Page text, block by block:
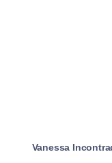
Vanessa